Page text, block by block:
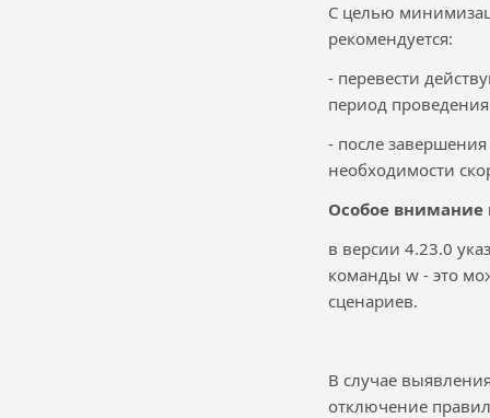
С целью
рекомендуется:
- перевести
период
- после
необходимости
Особое внимание
в версии 4.23.0
команды w - это
сценариев.
В случае
отключение